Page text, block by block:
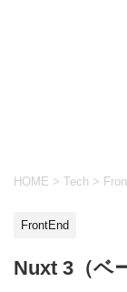
HOME > Tech >
FrontEnd
Nuxt 3（ベ